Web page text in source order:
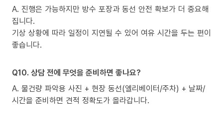
A. 진행은 가능하지만 방수 포장과 동선 안전 확보가 더 중요해
집니다.
기상 상황에 따라 일정이 지연될 수 있어 여유 시간을 두는 편이
좋습니다.
Q10. 상담 전에 무엇을 준비하면 좋나요?
A. 물건량 파악용 사진 + 현장 동선(엘리베이터/주차) + 날짜/
시간을 준비하면 견적 정확도가 올라갑니다.